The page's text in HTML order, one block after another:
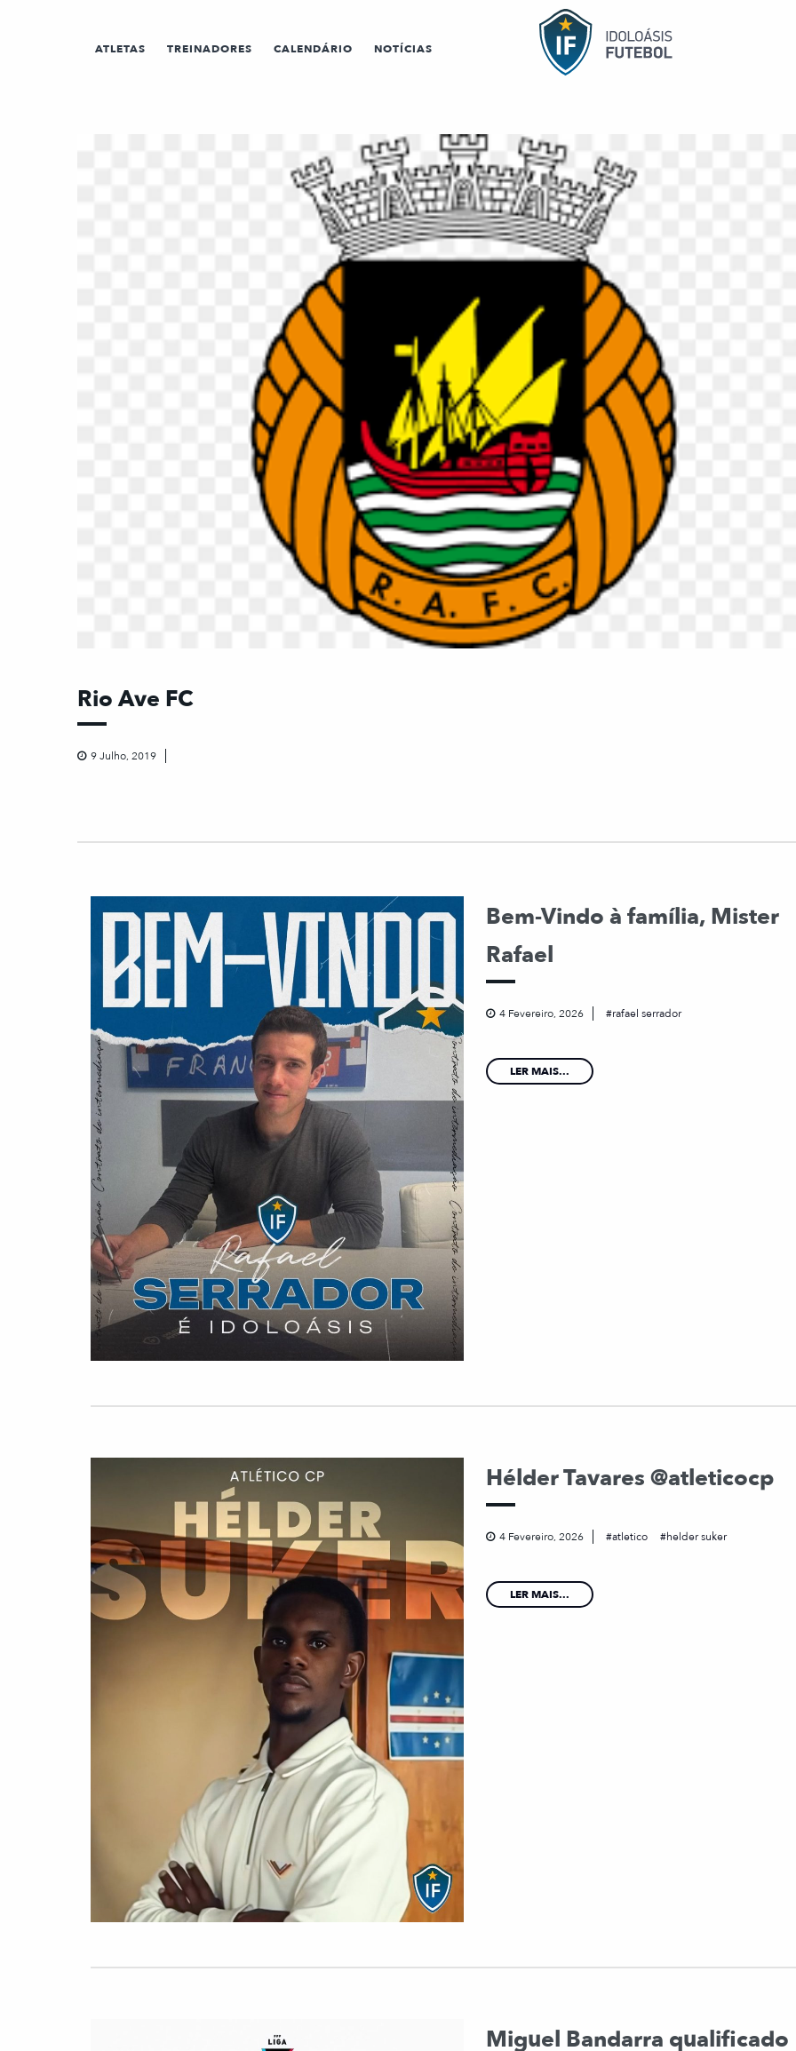
ATLETAS TREINADORES CALENDÁRIO NOTÍCIAS
Rio Ave FC
9 Julho, 2019
Bem-Vindo à família, Mister
Rafael
4 Fevereiro, 2026 rafael serrador
LER MAIS...
Hélder Tavares @atleticocp
4 Fevereiro, 2026 atletico helder suker
LER MAIS...
Miguel Bandarra qualificado